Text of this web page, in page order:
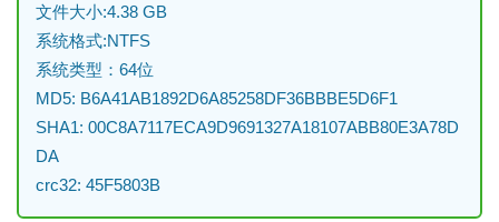
文件大小:4.38 GB
系统格式:NTFS
系统类型：64位
MD5: B6A41AB1892D6A85258DF36BBBE5D6F1
SHA1: 00C8A7117ECA9D9691327A18107ABB80E3A78D
DA
crc32: 45F5803B